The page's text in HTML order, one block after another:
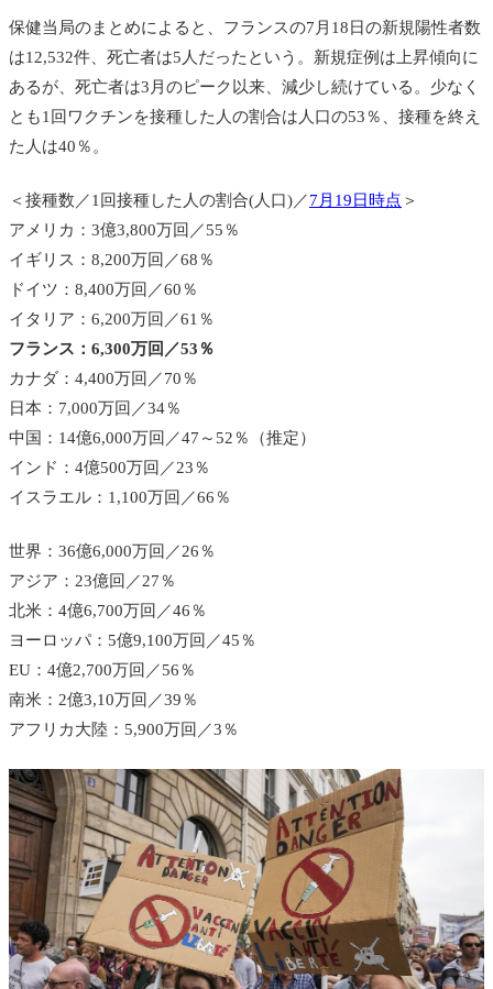
保健当局のまとめによると、フランスの7月18日の新規陽性者数
は12,532件、死亡者は5人だったという。新規症例は上昇傾向に
あるが、死亡者は3月のピーク以来、減少し続けている。少なく
とも1回ワクチンを接種した人の割合は人口の53％、接種を終え
た人は40％。
＜接種数／1回接種した 人の割合(人口)／7月19日時点 ＞
アメリカ：3億3,800万回／55％
イギリス：8,200万回／68％
ドイツ：8,400万回／60％
イタリア：6,200万回／61％
フランス：6,300万回／53％
カナダ：4,400万回／70％
日本：7,000万回／34％
中国：14億6,000万回／47～52％（推定）
インド：4億500万回／23％
イスラエル：1,100万回／66％
世界：36億6,000万回／26％
アジア：23億回／27％
北米：4億6,700万回／46％
ヨーロッパ：5億9,100万回／45％
EU：4億2,700万回／56％
南米：2億3,10万回／39％
アフリカ大陸：5,900万回／3％